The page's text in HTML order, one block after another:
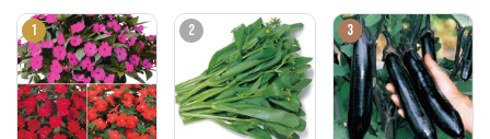
1 2 3